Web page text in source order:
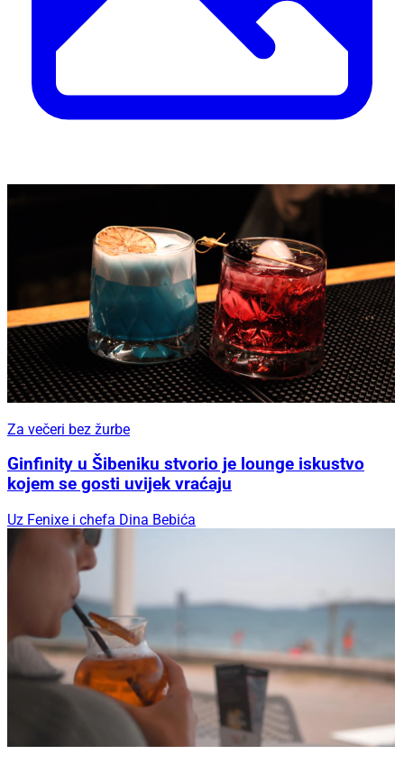
Za večeri bez žurbe
Ginfinity u Šibeniku stvorio je lounge iskustvo
kojem se gosti uvijek vraćaju
Uz Fenixe i chefa Dina Bebića